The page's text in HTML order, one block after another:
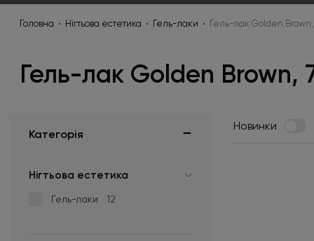
Головна Нігтьова естетика Гель-лаки Гель-лак Golden
Гель-лак Golden Brown,
Категорія
Нігтьова естетика
Гель-лаки 12
Новинки